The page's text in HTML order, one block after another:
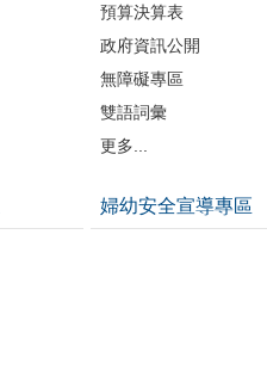
預算決算表
政府資訊公開
無障礙專區
雙語詞彙
更多...
婦幼安全宣導專區